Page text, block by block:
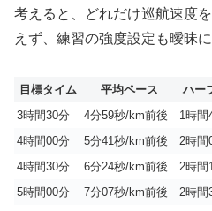
考えると、どれだけ巡航速度
えず、練習の強度設定も曖昧に
目標タイム 平均ペース ハー
3時間30分
4分59秒/km前後 1時間
4時間00分
5分41秒/km前後 2時間
4時間30分
6分24秒/km前後 2時間
5時間00分
7分07秒/km前後 2時間